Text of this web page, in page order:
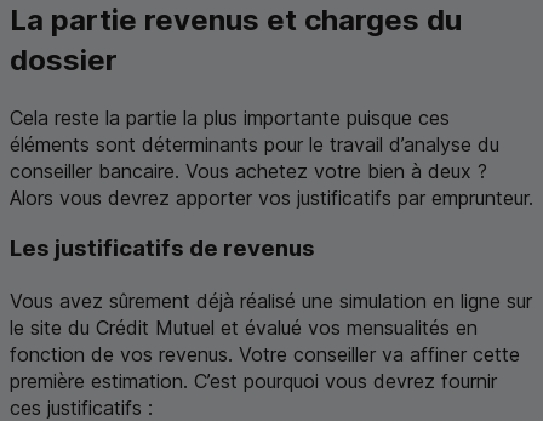
La partie revenus et charges du
dossier
Cela reste la partie la plus importante puisque ces
éléments sont déterminants pour le travail d’analyse du
conseiller bancaire. Vous achetez votre bien à deux ?
Alors vous devrez apporter vos justificatifs par emprunteur.
Les justificatifs de revenus
Vous avez sûrement déjà réalisé une simulation en ligne sur
le site du Crédit Mutuel et évalué vos mensualités en
fonction de vos revenus. Votre conseiller va affiner cette
première estimation. C’est pourquoi vous devrez fournir
ces justificatifs :